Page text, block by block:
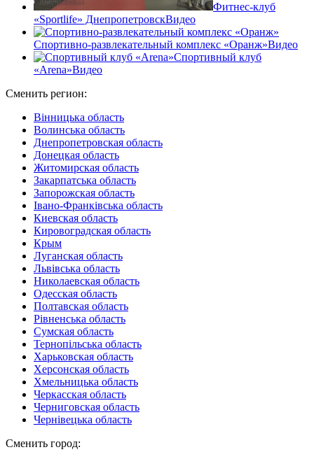
Фитнес-клуб
«Sportlife» ДнепропетровскВидео
Спортивно-развлекательный комплекс «Оранж»Видео
Спортивный клуб
«Arena»Видео
Сменить регион:
Вінницька область
Волинська область
Днепропетровская область
Донецкая область
Житомирская область
Закарпатська область
Запорожская область
Івано-Франківська область
Киевская область
Кировоградская область
Крым
Луганская область
Львівська область
Николаевская область
Одесская область
Полтавская область
Рівненська область
Сумская область
Тернопільська область
Харьковская область
Херсонская область
Хмельницька область
Черкасская область
Черниговская область
Чернівецька область
Сменить город: